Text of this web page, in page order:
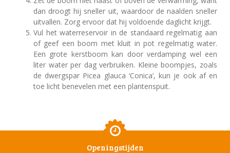
dan droogt hij sneller uit, waardoor de naalden sneller
uitvallen. Zorg ervoor dat hij voldoende daglicht krijgt.
Vul het waterreservoir in de standaard regelmatig aan
of geef een boom met kluit in pot regelmatig water.
Een grote kerstboom kan door verdamping wel een
liter water per dag verbruiken. Kleine boompjes, zoals
de dwergspar Picea glauca ‘Conica’, kun je ook af en
toe licht benevelen met een plantenspuit.
Openingstijden